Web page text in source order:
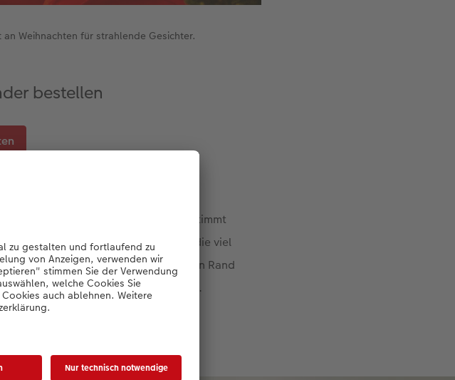
Weihnachten für strahlende Gesichter.
bestellen
perfekt aufeinander abgestimmt
Designvorlage entschieden, die viel
vor allem, dass an den Seiten kein Rand
sobald sie nebeneinanderstehen.